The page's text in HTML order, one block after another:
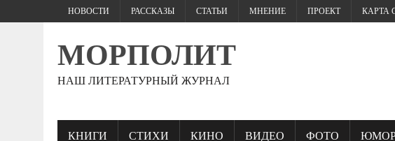
НОВОСТИ РАССКАЗЫ СТАТЬИ МНЕНИЕ ПРОЕКТ КАРТА
МОРПОЛИТ
НАШ ЛИТЕРАТУРНЫЙ ЖУРНАЛ
КНИГИ СТИХИ КИНО ВИДЕО ФОТО